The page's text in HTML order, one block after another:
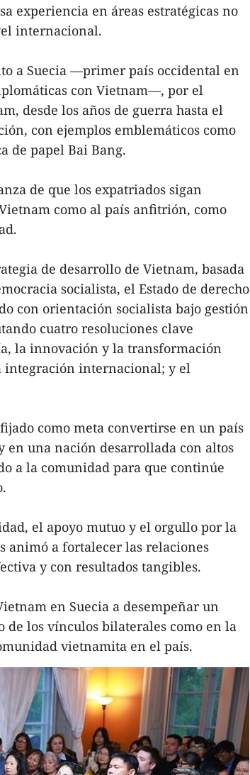
experiencia en áreas estratégicas no
internacional.
a Suecia —primer país occidental en
con Vietnam—, por el
desde los años de guerra hasta el
con ejemplos emblemáticos como
de papel Bai Bang.
de que los expatriados sigan
como al país anfitrión, como
de desarrollo de Vietnam, basada
socialista, el Estado de derecho
con orientación socialista bajo gestión
cuatro resoluciones clave
la innovación y la transformación
integración internacional; y el
como meta convertirse en un país
en una nación desarrollada con altos
a la comunidad para que continúe
el apoyo mutuo y el orgullo por la
animó a fortalecer las relaciones
y con resultados tangibles.
en Suecia a desempeñar un
de los vínculos bilaterales como en la
vietnamita en el país.